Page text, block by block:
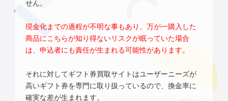
せん。
現金化までの過程が不明な事もあり、万が一購入した
商品にこちらが知り得ないリスクが眠っていた場合
は、申込者にも責任が生まれる可能性があります。
それに対してギフト券買取サイトはユーザーニーズが
高いギフト券を専門に取り扱っているので、換金率に
確実な差が生まれます。